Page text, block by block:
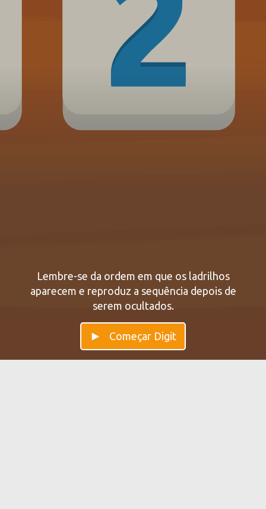
Lembre-se da ordem em que os ladrilhos
aparecem e reproduz a sequência depois de
serem ocultados.
Começar Digit